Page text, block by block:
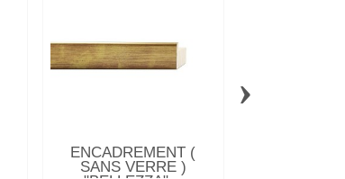
ENCADREMENT (
SANS VERRE )
›